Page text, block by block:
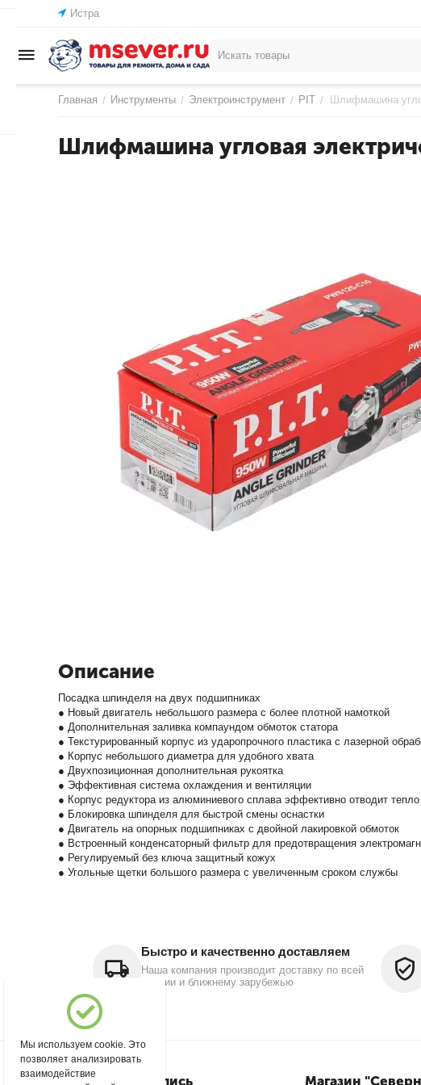
Истра
Главная / Инструменты / Электроинструмент / PIT / Шлифмашина
Шлифмашина угловая
Описание
Посадка шпинделя на двух подшипниках
● Новый двигатель небольшого размера с более плотной намоткой
● Дополнительная заливка компаундом обмоток статора
● Текстурированный корпус из ударопрочного пластика с лазерной
● Корпус небольшого диаметра для удобного хвата
● Двухпозиционная дополнительная рукоятка
● Эффективная система охлаждения и вентиляции
● Корпус редуктора из алюминиевого сплава эффективно отводит тепло
● Блокировка шпинделя для быстрой смены оснастки
● Двигатель на опорных подшипниках с двойной лакировкой обмоток
● Встроенный конденсаторный фильтр для предотвращения
● Регулируемый без ключа защитный кожух
● Угольные щетки большого размера с увеличенным сроком службы
Быстро и качественно доставляем
Наша компания производит доставку по всей
России и ближнему зарубежью
Моя учетная запись Магазин
Мы используем cookie. Это
позволяет анализировать
взаимодействие